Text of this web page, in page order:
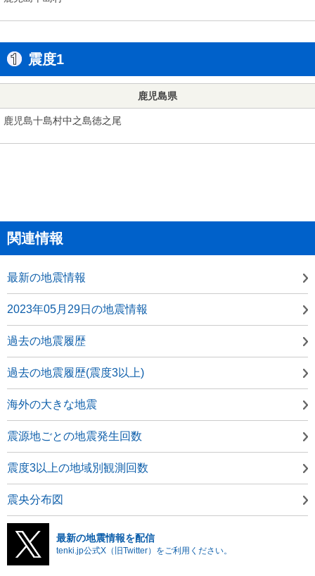
震度1
鹿児島県
鹿児島十島村中之島徳之尾
関連情報
最新の地震情報
2023年05月29日の地震情報
過去の地震履歴
過去の地震履歴(震度3以上)
海外の大きな地震
震源地ごとの地震発生回数
震度3以上の地域別観測回数
震央分布図
最新の地震情報を配信
tenki.jp公式X（旧Twitter）をご利用ください。